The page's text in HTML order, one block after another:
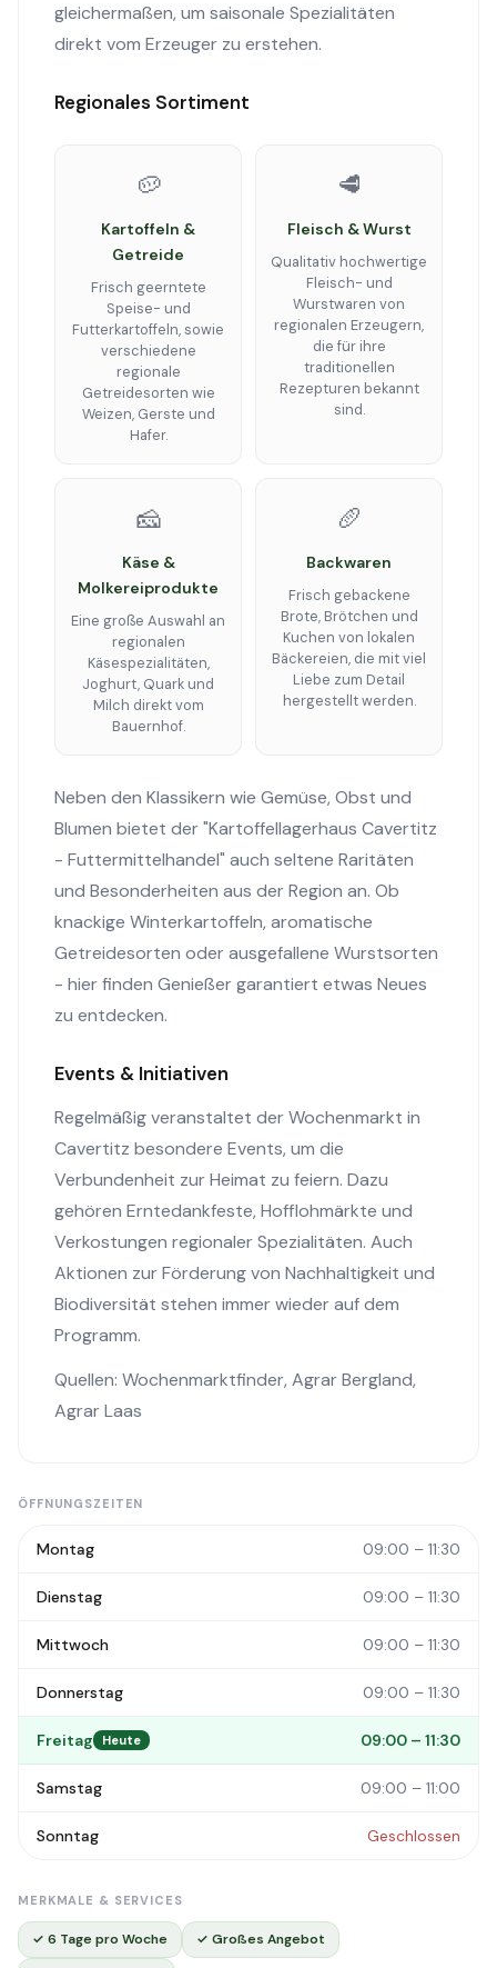
gleichermaßen, um saisonale Spezialitäten
direkt vom Erzeuger zu erstehen.
Regionales Sortiment
🥔
Kartoffeln &
Getreide
Frisch geerntete
Speise- und
Futterkartoffeln, sowie
verschiedene
regionale
Getreidesorten wie
Weizen, Gerste und
Hafer.
🥩
Fleisch & Wurst
Qualitativ hochwertige
Fleisch- und
Wurstwaren von
regionalen Erzeugern,
die für ihre
traditionellen
Rezepturen bekannt
sind.
🧀
Käse &
Molkereiprodukte
Eine große Auswahl an
regionalen
Käsespezialitäten,
Joghurt, Quark und
Milch direkt vom
Bauernhof.
🥖
Backwaren
Frisch gebackene
Brote, Brötchen und
Kuchen von lokalen
Bäckereien, die mit viel
Liebe zum Detail
hergestellt werden.
Neben den Klassikern wie Gemüse, Obst und
Blumen bietet der "Kartoffellagerhaus Cavertitz
- Futtermittelhandel" auch seltene Raritäten
und Besonderheiten aus der Region an. Ob
knackige Winterkartoffeln, aromatische
Getreidesorten oder ausgefallene Wurstsorten
- hier finden Genießer garantiert etwas Neues
zu entdecken.
Events & Initiativen
Regelmäßig veranstaltet der Wochenmarkt in
Cavertitz besondere Events, um die
Verbundenheit zur Heimat zu feiern. Dazu
gehören Erntedankfeste, Hofflohmärkte und
Verkostungen regionaler Spezialitäten. Auch
Aktionen zur Förderung von Nachhaltigkeit und
Biodiversität stehen immer wieder auf dem
Programm.
Quellen: Wochenmarktfinder, Agrar Bergland,
Agrar Laas
ÖFFNUNGSZEITEN
Montag 09:00 – 11:30
Dienstag 09:00 – 11:30
Mittwoch 09:00 – 11:30
Donnerstag 09:00 – 11:30
Freitag Heute 09:00 – 11:30
Samstag 09:00 – 11:00
Sonntag Geschlossen
MERKMALE & SERVICES
✓ 6 Tage pro Woche ✓ Großes Angebot